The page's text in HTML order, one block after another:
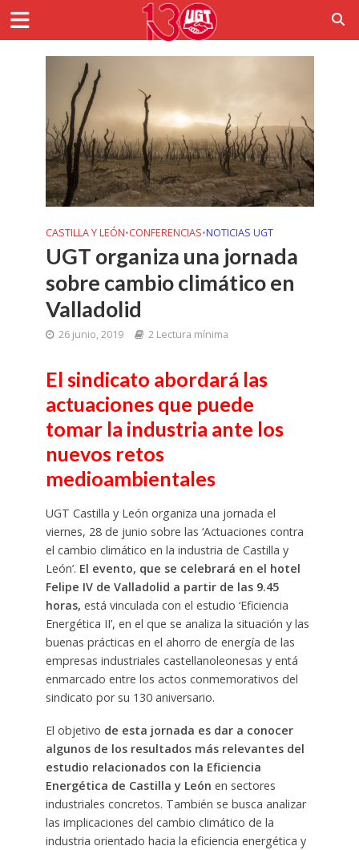
CASTILLA Y LEÓN•CONFERENCIAS•NOTICIAS UGT
UGT organiza una jornada
sobre cambio climático en
Valladolid
26 junio, 2019 2 Lectura mínima
El sindicato abordará las
actuaciones que puede
tomar la industria ante los
nuevos retos
medioambientales
UGT Castilla y León organiza una jornada el
viernes, 28 de junio sobre las ‘Actuaciones contra
el cambio climático en la industria de Castilla y
León’. El evento, que se celebrará en el hotel
Felipe IV de Valladolid a partir de las 9.45
horas, está vinculada con el estudio ‘Eficiencia
Energética II’, en el que se analiza la situación y las
buenas prácticas en el ahorro de energía de las
empresas industriales castellanoleonesas y entá
enmarcado entre los actos conmemorativos del
sindicato por su 130 aniversario.
El objetivo de esta jornada es dar a conocer
algunos de los resultados más relevantes del
estudio relacionados con la Eficiencia
Energética de Castilla y León en sectores
industriales concretos. También se busca analizar
las implicaciones del cambio climático de la
industria orientado hacia la eficiencia energética y